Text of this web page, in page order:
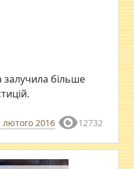
більше
лютого 2016 12732